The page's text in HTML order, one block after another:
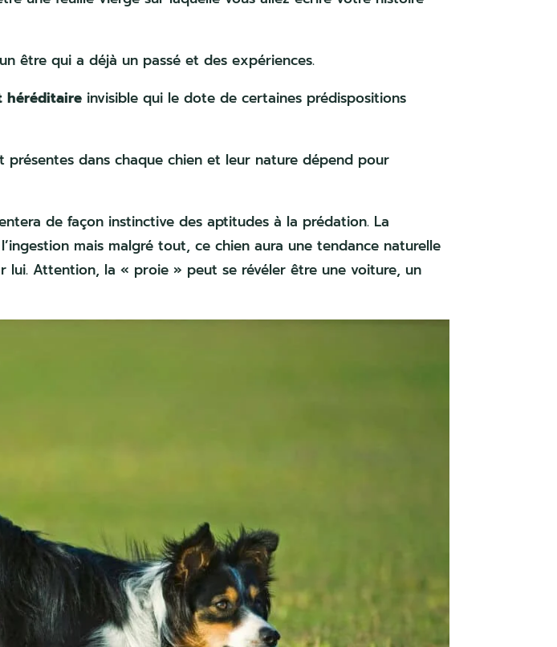
être qui a déjà un passé et des expériences.
héréditaire invisible qui le dote de certaines prédispositions
dans chaque chien et leur nature dépend pour
de façon instinctive des aptitudes à la prédation. La
mais malgré tout, ce chien aura une tendance naturelle
Attention, la « proie » peut se révéler être une voiture, un